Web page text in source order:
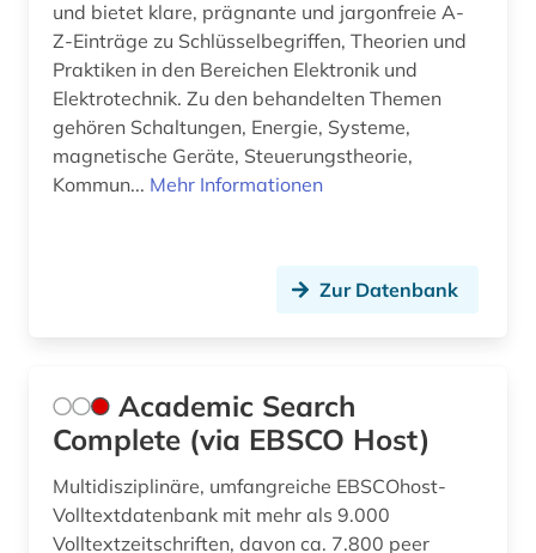
computer (1)
computerlinguistik (2)
computersicherheit (1)
computertechnik (2)
datenblatt (1)
datensammlung (1)
datentechnik (2)
und bietet klare, prägnante und jargonfreie A-
Z-Einträge zu Schlüsselbegriffen, Theorien und
Praktiken in den Bereichen Elektronik und
Elektrotechnik. Zu den behandelten Themen
gehören Schaltungen, Energie, Systeme,
magnetische Geräte, Steuerungstheorie,
Kommun... Mehr Informationen
Zur Datenbank
Academic Search
Complete (via EBSCO Host)
Multidisziplinäre, umfangreiche EBSCOhost-
Volltextdatenbank mit mehr als 9.000
Volltextzeitschriften, davon ca. 7.800 peer